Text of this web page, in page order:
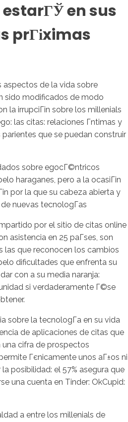
en sus
prГіximas
aspectos de la vida sobre
sido modificados de modo
la irrupciГіn sobre los millenials
las citas: relaciones Г­ntimas y
que se puedan construir
sobre egocГ©ntricos
haraganes, pero a la ocasiГіn
por la que su cabeza abierta y
nuevas tecnologГ­as
por el sitio de citas online
asistencia en 25 paГ­ses, son
las que reconocen los cambios
dificultades que enfrenta su
con a su media naranja:
si verdaderamente Г©se
sobre la tecnologГ­a en su vida
de aplicaciones de citas que
cifra de prospectos
Гєnicamente unos aГ±os ni
posibilidad: el 57% asegura que
una cuenta en Tinder: OkCupid:
a entre los millenials de